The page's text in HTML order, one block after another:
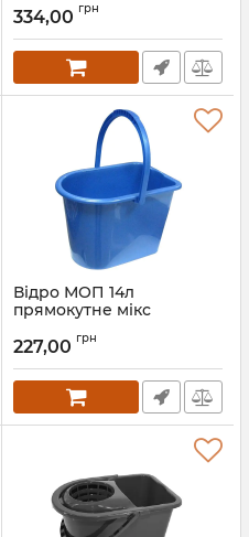
Артикул: 1898
334,00 грн
Відро МОП 14л
прямокутне мікс
227,00 грн